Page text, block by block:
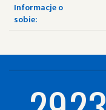
Informacje o
sobie: